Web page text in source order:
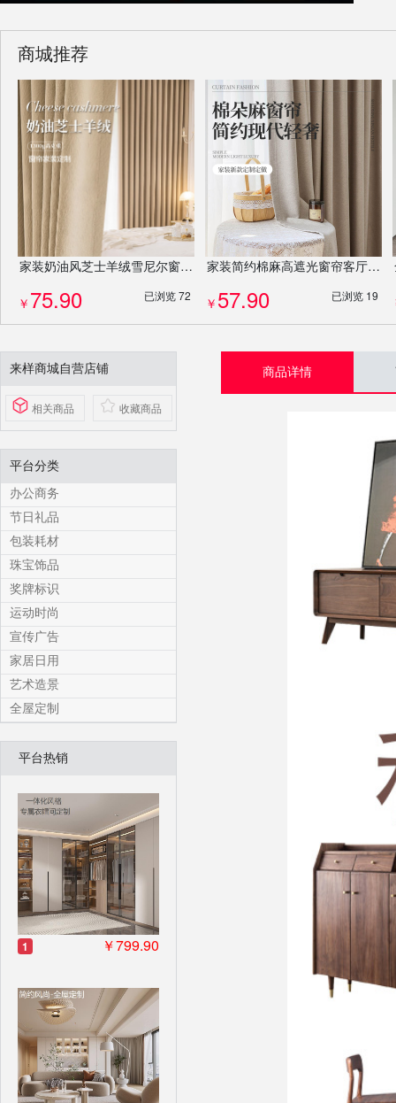
商城推荐
家装奶油风芝士羊绒雪尼尔窗帘客厅卧室加厚提花高遮光法式成品定制
￥ 75.90 已浏览 72
家装简约棉麻高遮光窗帘客厅阳台飘窗酒店遮光窗帘定制
￥ 57.90 已浏览 19
来样商城自营店铺
相关商品 收藏商品
平台分类
办公商务
节日礼品
包装耗材
珠宝饰品
奖牌标识
运动时尚
宣传广告
家居日用
艺术造景
全屋定制
平台热销
1 ￥799.90
商品详情